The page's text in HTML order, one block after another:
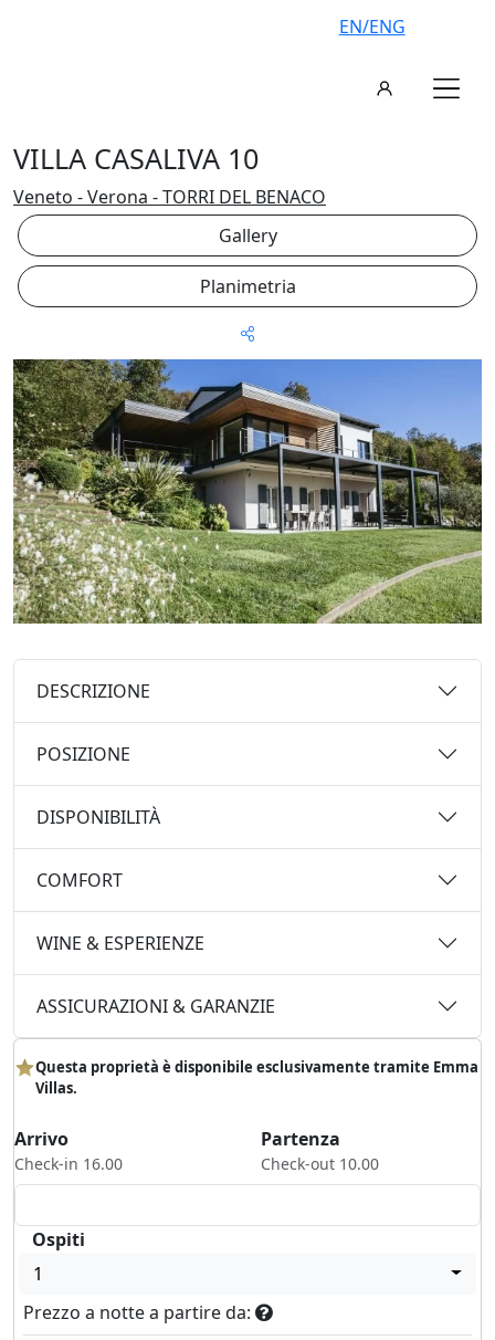
EN/ENG
VILLA CASALIVA 10
Veneto - Verona - TORRI DEL BENACO
Gallery
Planimetria
DESCRIZIONE
POSIZIONE
DISPONIBILITÀ
COMFORT
WINE & ESPERIENZE
ASSICURAZIONI & GARANZIE
Questa proprietà è disponibile esclusivamente tramite Emma
Villas.
Arrivo
Check-in 16.00
Partenza
Check-out 10.00
Ospiti
1
Prezzo a notte a partire da: